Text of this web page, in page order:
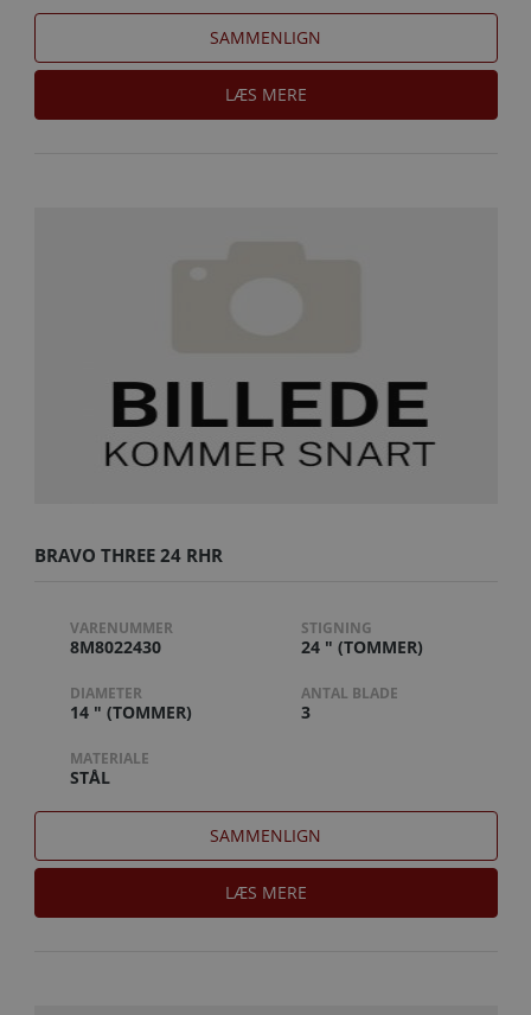
SAMMENLIGN
LÆS MERE
BRAVO THREE 24 RHR
VARENUMMER
8M8022430
STIGNING
24 " (TOMMER)
DIAMETER
14 " (TOMMER)
ANTAL BLADE
3
MATERIALE
STÅL
SAMMENLIGN
LÆS MERE